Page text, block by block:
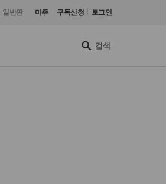
일반판 미주 구독신청 로그인